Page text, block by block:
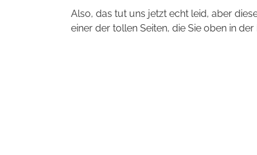
Also, das tut uns jetzt echt leid, aber
einer der tollen Seiten, die Sie oben in